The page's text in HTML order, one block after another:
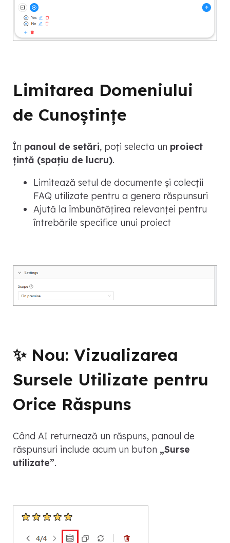
Limitarea Domeniului
de Cunoștințe
În panoul de setări, poți selecta un proiect
țintă (spațiu de lucru).
Limitează setul de documente și colecții
FAQ utilizate pentru a genera răspunsuri
Ajută la îmbunătățirea relevanței pentru
întrebările specifice unui proiect
✨ Nou: Vizualizarea
Sursele Utilizate pentru
Orice Răspuns
Când AI returnează un răspuns, panoul de
răspunsuri include acum un buton „Surse
utilizate”.